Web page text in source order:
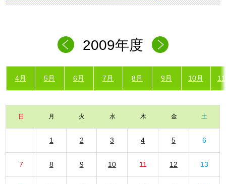
2009年度
4月 5月 6月 7月 8月 9月 10月
日 月 火 水 木 金 土
1 2 3 4 5 6
7 8 9 10 11 12 13